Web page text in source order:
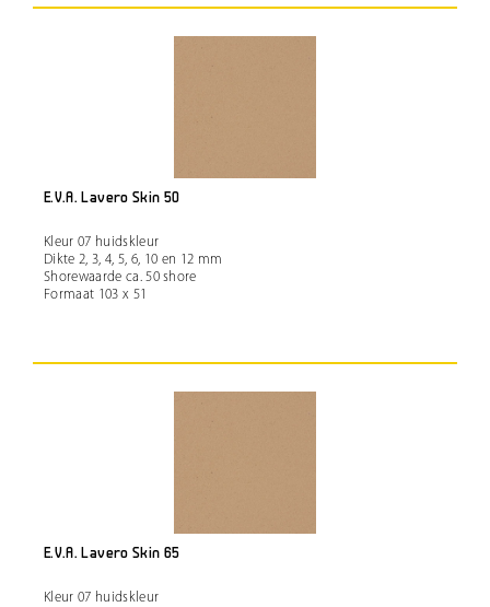
E.V.A. Lavero Skin 50
Kleur 07 huidskleur
Dikte 2, 3, 4, 5, 6, 10 en 12 mm
Shorewaarde ca. 50 shore
Formaat 103 x 51
E.V.A. Lavero Skin 65
Kleur 07 huidskleur